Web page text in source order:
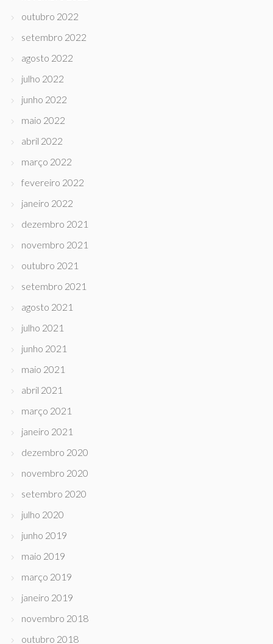
outubro 2022
setembro 2022
agosto 2022
julho 2022
junho 2022
maio 2022
abril 2022
março 2022
fevereiro 2022
janeiro 2022
dezembro 2021
novembro 2021
outubro 2021
setembro 2021
agosto 2021
julho 2021
junho 2021
maio 2021
abril 2021
março 2021
janeiro 2021
dezembro 2020
novembro 2020
setembro 2020
julho 2020
junho 2019
maio 2019
março 2019
janeiro 2019
novembro 2018
outubro 2018